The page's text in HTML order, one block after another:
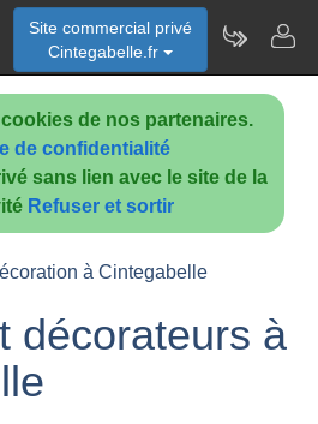
de nos partenaires.
de confidentialité
sans lien avec le site de la
Refuser et sortir
Site commercial privé
Cintegabelle.fr
à Cintegabelle
décorateurs à